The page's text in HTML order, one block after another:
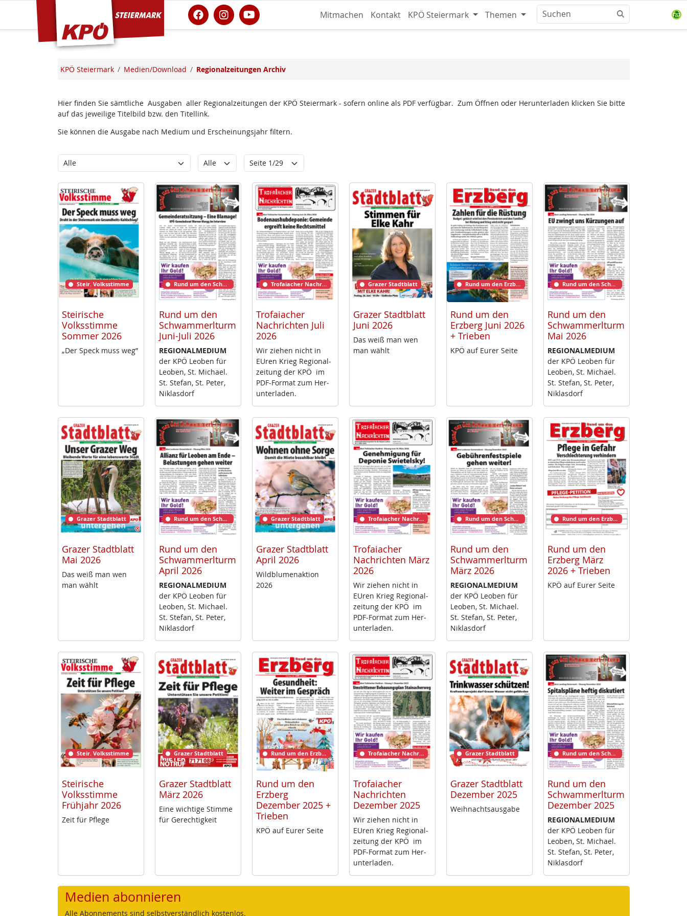
KPÖ Steiermark Mitmachen Kontakt KPÖ Steiermark Themen
KPÖ Steiermark Medien/Download Regionalzeitungen Archiv
Hier finden Sie sämtliche Ausgaben aller Regionalzeitungen der KPÖ Steiermark - sofern online als PDF verfügbar. Zum Öffnen oder Herunterladen klicken Sie bitte
auf das jeweilige Titelbild bzw. den Titellink.
Sie können die Ausgabe nach Medium und Erscheinungsjahr filtern.
Kategorie Erscheinungsjahr
Seite
Steir. Volksstimme
Steirische
Volksstimme
Sommer 2026
„Der Speck muss weg”
Rund um den Schwammerlturm
Rund um den
Schwammerlturm
Juni-Juli 2026
RE­GIO­NAL­ME­DI­UM
der KPÖ Leo­ben für
Leo­ben, St. Mi­cha­el.
St. Ste­fan, St. Pe­ter,
Niklas­dorf
Trofaiacher Nachrichten
Trofaiacher
Nachrichten Juli
2026
Wir zie­hen nicht in
EU­ren Krieg Re­gio­nal­
zei­tung der KPÖ im
PDF-For­mat zum Her­
un­ter­la­den.
Grazer Stadtblatt
Grazer Stadtblatt
Juni 2026
Das weiß man wen
man wählt
Rund um den Erzberg
Rund um den
Erzberg Juni 2026
+ Trieben
KPÖ auf Eu­rer Sei­te
Rund um den Schwammerlturm
Rund um den
Schwammerlturm
Mai 2026
RE­GIO­NAL­ME­DI­UM
der KPÖ Leo­ben für
Leo­ben, St. Mi­cha­el.
St. Ste­fan, St. Pe­ter,
Niklas­dorf
Grazer Stadtblatt
Grazer Stadtblatt
Mai 2026
Das weiß man wen
man wählt
Rund um den Schwammerlturm
Rund um den
Schwammerlturm
April 2026
RE­GIO­NAL­ME­DI­UM
der KPÖ Leo­ben für
Leo­ben, St. Mi­cha­el.
St. Ste­fan, St. Pe­ter,
Niklas­dorf
Grazer Stadtblatt
Grazer Stadtblatt
April 2026
Wild­blu­men­ak­ti­on
2026
Trofaiacher Nachrichten
Trofaiacher
Nachrichten März
2026
Wir zie­hen nicht in
EU­ren Krieg Re­gio­nal­
zei­tung der KPÖ im
PDF-For­mat zum Her­
un­ter­la­den.
Rund um den Schwammerlturm
Rund um den
Schwammerlturm
März 2026
RE­GIO­NAL­ME­DI­UM
der KPÖ Leo­ben für
Leo­ben, St. Mi­cha­el.
St. Ste­fan, St. Pe­ter,
Niklas­dorf
Rund um den Erzberg
Rund um den
Erzberg März
2026 + Trieben
KPÖ auf Eu­rer Sei­te
Steir. Volksstimme
Steirische
Volksstimme
Frühjahr 2026
Zeit für Pf­le­ge
Grazer Stadtblatt
Grazer Stadtblatt
März 2026
Ei­ne wich­ti­ge Stim­me
für Ge­rech­tig­keit
Rund um den Erzberg
Rund um den
Erzberg
Dezember 2025 +
Trieben
KPÖ auf Eu­rer Sei­te
Trofaiacher Nachrichten
Trofaiacher
Nachrichten
Dezember 2025
Wir zie­hen nicht in
EU­ren Krieg Re­gio­nal­
zei­tung der KPÖ im
PDF-For­mat zum Her­
un­ter­la­den.
Grazer Stadtblatt
Grazer Stadtblatt
Dezember 2025
Weih­nachts­aus­ga­be
Rund um den Schwammerlturm
Rund um den
Schwammerlturm
Dezember 2025
RE­GIO­NAL­ME­DI­UM
der KPÖ Leo­ben für
Leo­ben, St. Mi­cha­el.
St. Ste­fan, St. Pe­ter,
Niklas­dorf
Medien abonnieren
Alle Abonnements sind selbstverständlich kostenlos.